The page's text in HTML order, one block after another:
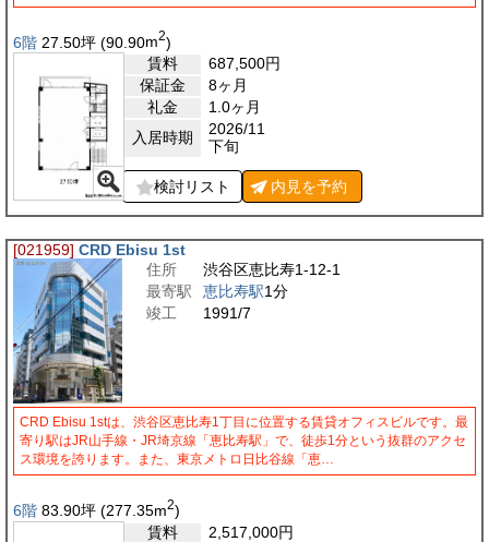
6階 27.50坪 (90.90m2)
賃料
687,500円
保証金
8ヶ月
礼金
1.0ヶ月
入居時期
2026/11
下旬
検討リスト 内見を予約
[021959] CRD Ebisu 1st
住所
渋谷区恵比寿1-12-1
最寄駅
恵比寿駅1分
竣工
1991/7
CRD Ebisu 1stは、渋谷区恵比寿1丁目に位置する賃貸オフィスビルです。最
寄り駅はJR山手線・JR埼京線「恵比寿駅」で、徒歩1分という抜群のアクセ
ス環境を誇ります。また、東京メトロ日比谷線「恵…
6階 83.90坪 (277.35m2)
賃料
2,517,000円